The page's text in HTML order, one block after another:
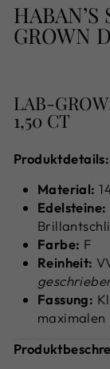
GROWN
LAB-
1,50 CT
Produktdetails:
Material:
Edelsteine:
Farbe: F
Reinheit:
Fassung: